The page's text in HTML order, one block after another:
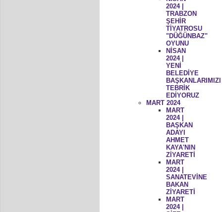
2024 |
TRABZON
ŞEHİR
TİYATROSU
"DÜĞÜNBAZ"
OYUNU
NİSAN
2024 |
YENİ
BELEDİYE
BAŞKANLARIMIZI
TEBRİK
EDİYORUZ
MART 2024
MART
2024 |
BAŞKAN
ADAYI
AHMET
KAYA'NIN
ZİYARETİ
MART
2024 |
SANATEVİNE
BAKAN
ZİYARETİ
MART
2024 |